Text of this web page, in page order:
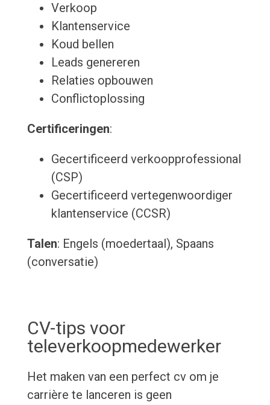
Verkoop
Klantenservice
Koud bellen
Leads genereren
Relaties opbouwen
Conflictoplossing
Certificeringen:
Gecertificeerd verkoopprofessional
(CSP)
Gecertificeerd vertegenwoordiger
klantenservice (CCSR)
Talen: Engels (moedertaal), Spaans
(conversatie)
CV-tips voor
televerkoopmedewerker
Het maken van een perfect cv om je
carrière te lanceren is geen